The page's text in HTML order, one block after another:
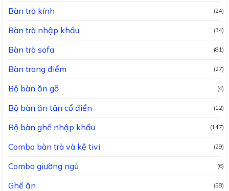
Bàn trà kính (24)
Bàn trà nhập khẩu (34)
Bàn trà sofa (81)
Bàn trang điểm (27)
Bộ bàn ăn gỗ (4)
Bộ bàn ăn tân cổ điển (12)
Bộ bàn ghế nhập khẩu (147)
Combo bàn trà và kệ tivi (29)
Combo giường ngủ (6)
Ghế ăn (58)